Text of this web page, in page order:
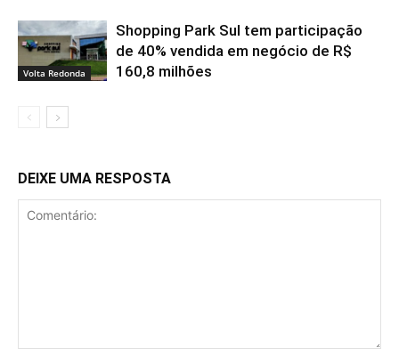
Volta Redonda
Shopping Park Sul tem participação
de 40% vendida em negócio de R$
160,8 milhões
DEIXE UMA RESPOSTA